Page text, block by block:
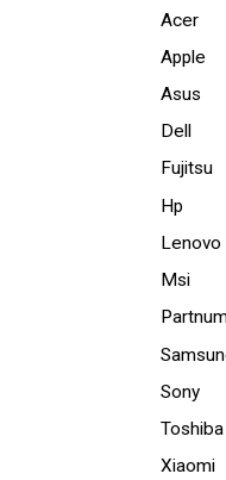
Acer
Apple
Asus
Dell
Fujitsu
Hp
Lenovo
Msi
Sony
Toshiba
Xiaomi